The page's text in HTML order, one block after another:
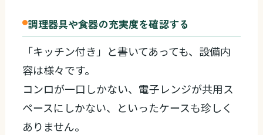
調理器具や食器の充実度を確認する
「キッチン付き」と書いてあっても、設備内
容は様々です。
コンロが一口しかない、電子レンジが共用ス
ペースにしかない、といったケースも珍しく
ありません。